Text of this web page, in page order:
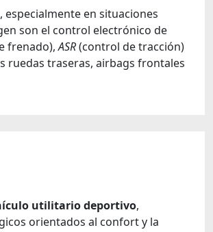
en situaciones
son el control electrónico de
frenado),ASR(control de tracción)
ruedas traseras, airbags frontales
utilitario deportivo,
orientados al confort y la